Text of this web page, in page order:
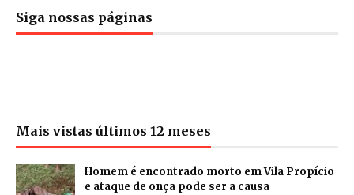
Siga nossas páginas
Mais vistas últimos 12 meses
Homem é encontrado morto em Vila Propício
e ataque de onça pode ser a causa